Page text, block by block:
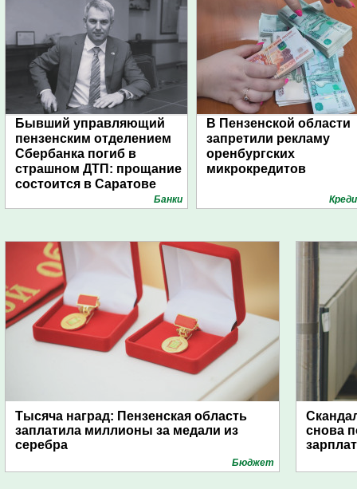
Бывший управляющий
пензенским отделением
Сбербанка погиб в
страшном ДТП: прощание
состоится в Саратове
Банки
В Пензенской области
запретили рекламу
оренбургских
микрокредитов
Тысяча наград: Пензенская область
заплатила миллионы за медали из
серебра
Бюджет
снова